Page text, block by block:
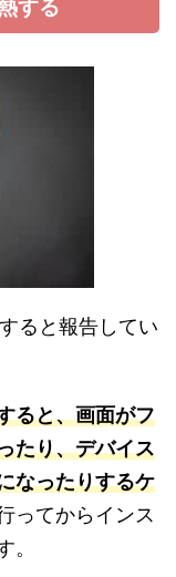
する
ると報告してい
ると、画面がフ
たり、デバイス
なったりするケ
ってからインス
。